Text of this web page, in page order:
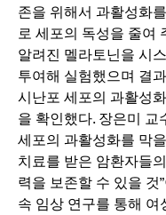
존을 위해서 과활성화
로 세포의 독성을 줄여
알려진 멜라토닌을 시
투여해 실험했으며 결
시난포 세포의 과활성
을 확인했다. 장은미 교
세포의 과활성화를 막
치료를 받은 암환자들
력을 보존할 수 있을 것
속 임상 연구를 통해 여